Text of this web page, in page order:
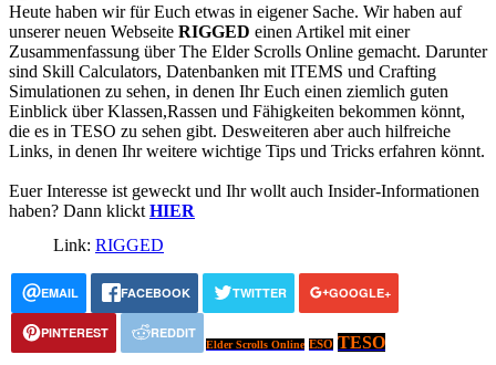
Heute haben wir für Euch etwas in eigener Sache. Wir haben auf
unserer neuen Webseite RIGGED einen Artikel mit einer
Zusammenfassung über The Elder Scrolls Online gemacht. Darunter
sind Skill Calculators, Datenbanken mit ITEMS und Crafting
Simulationen zu sehen, in denen Ihr Euch einen ziemlich guten
Einblick über Klassen,Rassen und Fähigkeiten bekommen könnt,
die es in TESO zu sehen gibt. Desweiteren aber auch hilfreiche
Links, in denen Ihr weitere wichtige Tips und Tricks erfahren könnt.
Euer Interesse ist geweckt und Ihr wollt auch Insider-Informationen
haben? Dann klickt HIER
Link: RIGGED
EMAIL FACEBOOK TWITTER GOOGLE+
PINTEREST REDDIT
Elder Scrolls Online ESO TESO